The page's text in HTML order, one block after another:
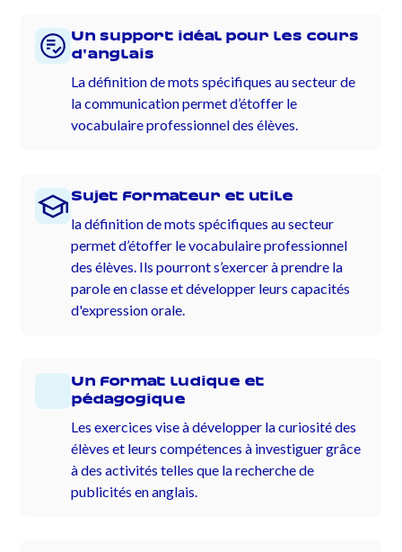
Un support idéal pour les cours
d'anglais
La définition de mots spécifiques au secteur de
la communication permet d’étoffer le
vocabulaire professionnel des élèves.
Sujet formateur et utile
la définition de mots spécifiques au secteur
permet d’étoffer le vocabulaire professionnel
des élèves. Ils pourront s’exercer à prendre la
parole en classe et développer leurs capacités
d'expression orale.
Un format ludique et
pédagogique
Les exercices vise à développer la curiosité des
élèves et leurs compétences à investiguer grâce
à des activités telles que la recherche de
publicités en anglais.